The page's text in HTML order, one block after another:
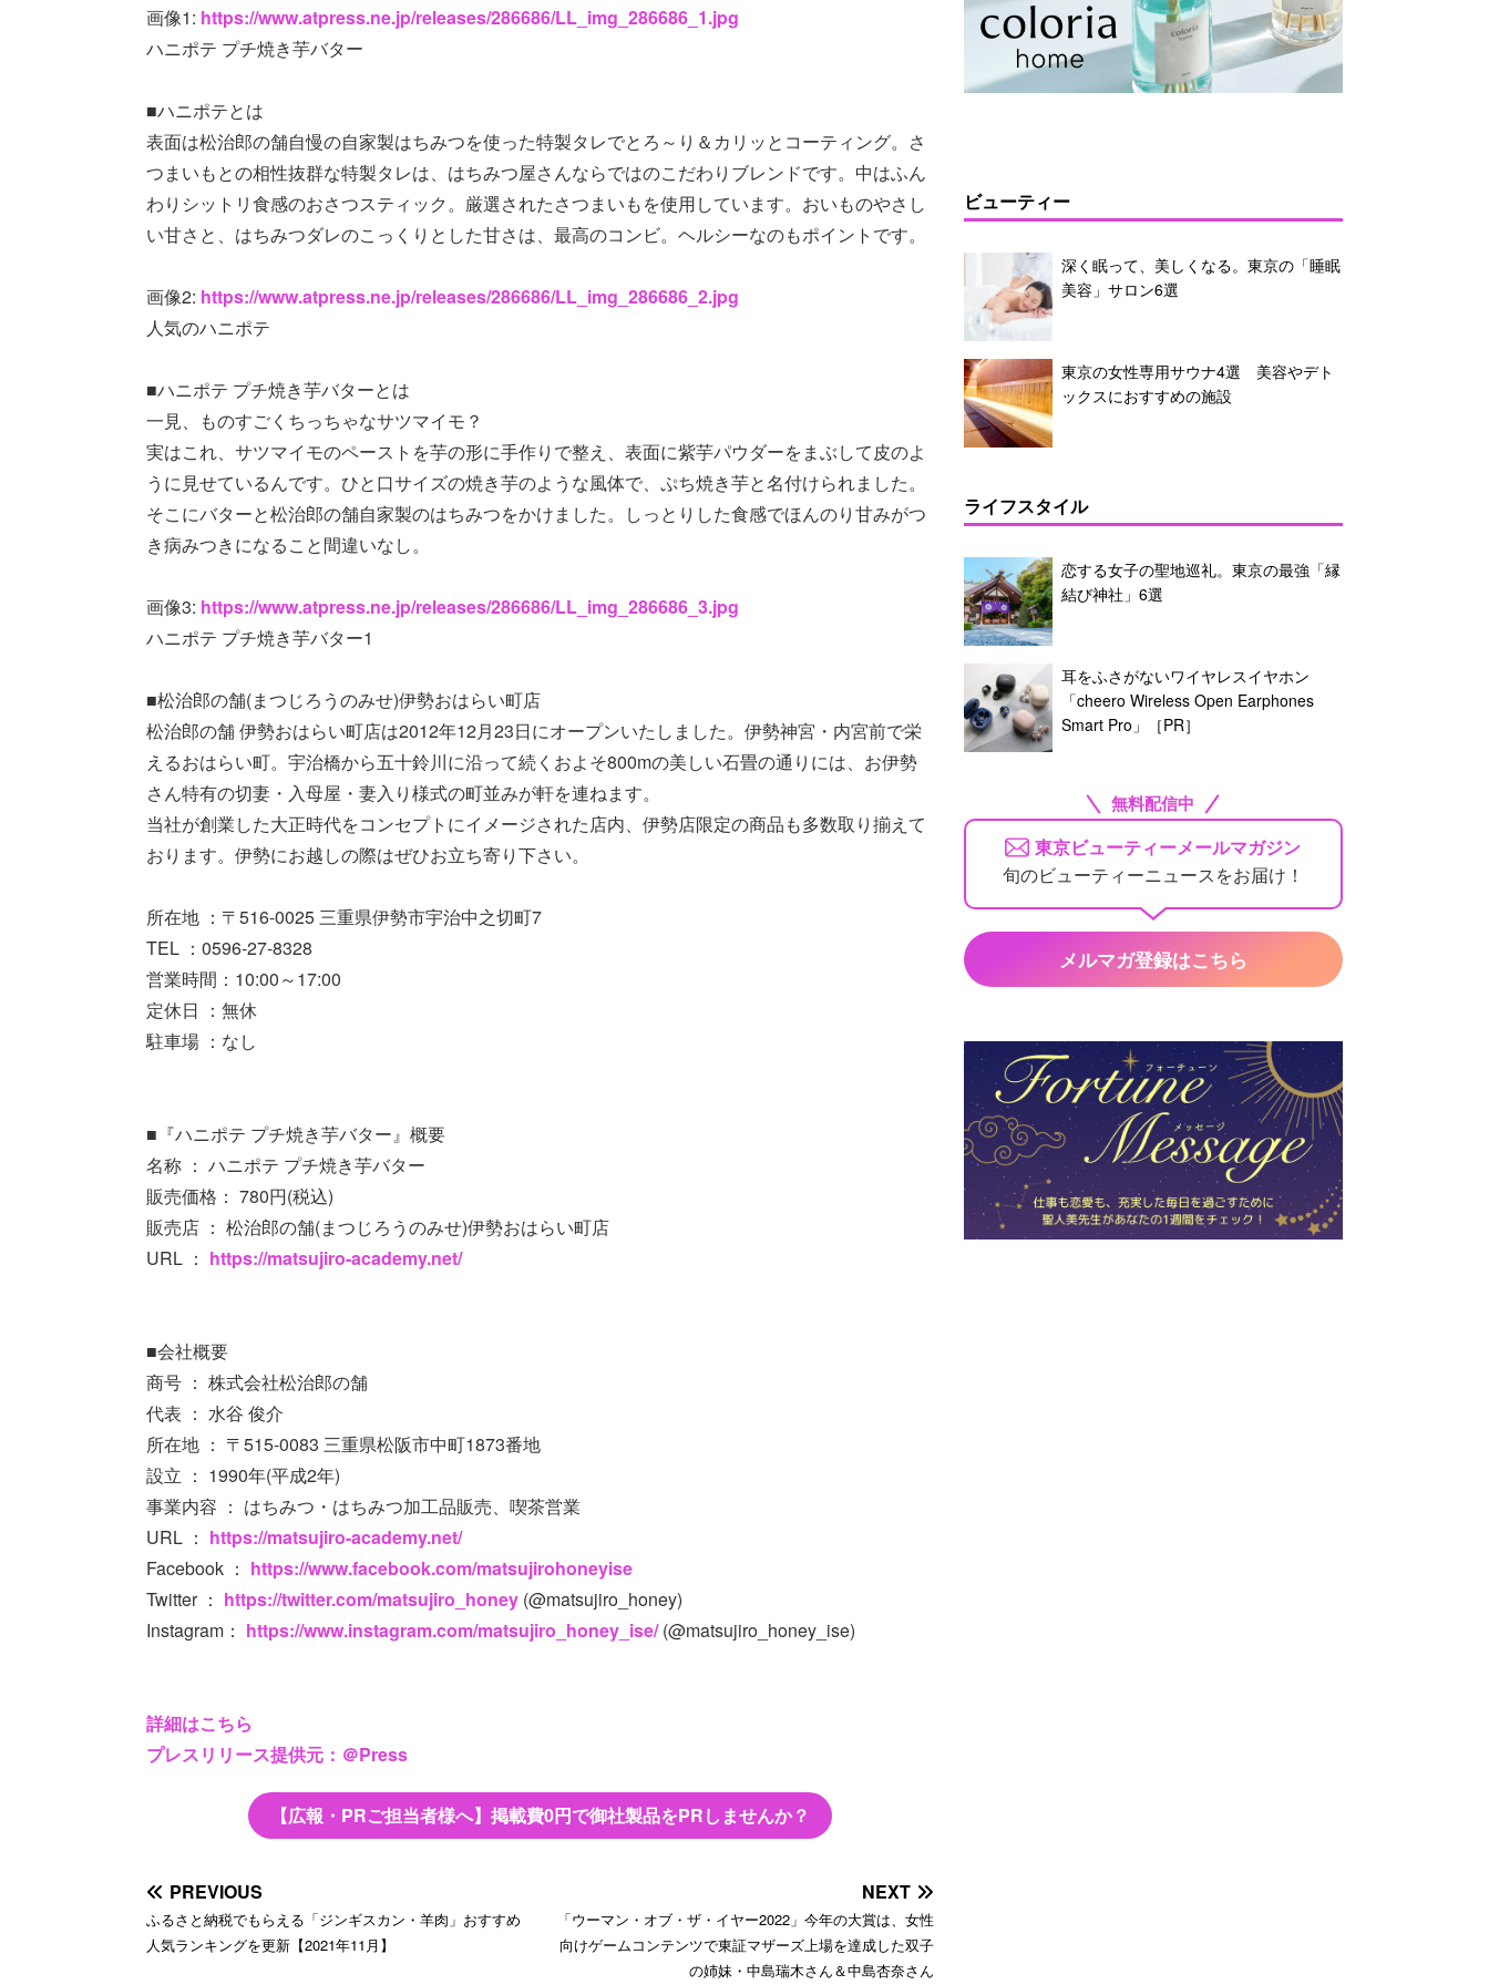
画像1: https://www.atpress.ne.jp/releases/286686/LL_img_286686_1.jpg
ハニポテ プチ焼き芋バター
■ハニポテとは
表面は松治郎の舗自慢の自家製はちみつを使った特製タレでとろ～り＆カリッとコーティング。さ
つまいもとの相性抜群な特製タレは、はちみつ屋さんならではのこだわりブレンドです。中はふん
わりシットリ食感のおさつスティック。厳選されたさつまいもを使用しています。おいものやさし
い甘さと、はちみつダレのこっくりとした甘さは、最高のコンビ。ヘルシーなのもポイントです。
画像2: https://www.atpress.ne.jp/releases/286686/LL_img_286686_2.jpg
人気のハニポテ
■ハニポテ プチ焼き芋バターとは
一見、ものすごくちっちゃなサツマイモ？
実はこれ、サツマイモのペーストを芋の形に手作りで整え、表面に紫芋パウダーをまぶして皮のよ
うに見せているんです。ひと口サイズの焼き芋のような風体で、ぷち焼き芋と名付けられました。
そこにバターと松治郎の舗自家製のはちみつをかけました。しっとりした食感でほんのり甘みがつ
き病みつきになること間違いなし。
画像3: https://www.atpress.ne.jp/releases/286686/LL_img_286686_3.jpg
ハニポテ プチ焼き芋バター1
■松治郎の舗(まつじろうのみせ)伊勢おはらい町店
松治郎の舗 伊勢おはらい町店は2012年12月23日にオープンいたしました。伊勢神宮・内宮前で栄
えるおはらい町。宇治橋から五十鈴川に沿って続くおよそ800mの美しい石畳の通りには、お伊勢
さん特有の切妻・入母屋・妻入り様式の町並みが軒を連ねます。
当社が創業した大正時代をコンセプトにイメージされた店内、伊勢店限定の商品も多数取り揃えて
おります。伊勢にお越しの際はぜひお立ち寄り下さい。
所在地 ：〒516-0025 三重県伊勢市宇治中之切町7
TEL ：0596-27-8328
営業時間：10:00～17:00
定休日 ：無休
駐車場 ：なし
■『ハニポテ プチ焼き芋バター』概要
名称 ： ハニポテ プチ焼き芋バター
販売価格： 780円(税込)
販売店 ： 松治郎の舗(まつじろうのみせ)伊勢おはらい町店
URL ： https://matsujiro-academy.net/
■会社概要
商号 ： 株式会社松治郎の舗
代表 ： 水谷 俊介
所在地 ： 〒515-0083 三重県松阪市中町1873番地
設立 ： 1990年(平成2年)
事業内容 ： はちみつ・はちみつ加工品販売、喫茶営業
URL ： https://matsujiro-academy.net/
Facebook ： https://www.facebook.com/matsujirohoneyise
Twitter ： https://twitter.com/matsujiro_honey (@matsujiro_honey)
Instagram： https://www.instagram.com/matsujiro_honey_ise/(@matsujiro_honey_ise)
詳細はこちら
プレスリリース提供元：＠Press
【広報・PRご担当者様へ】掲載費0円で御社製品をPRしませんか？
PREVIOUS
ふるさと納税でもらえる「ジンギスカン・羊肉」おすすめ
人気ランキングを更新【2021年11月】
NEXT
「ウーマン・オブ・ザ・イヤー2022」今年の大賞は、女性
向けゲームコンテンツで東証マザーズ上場を達成した双子
の姉妹・中島瑞木さん＆中島杏奈さん
ビューティー
深く眠って、美しくなる。東京の「睡眠
美容」サロン6選
東京の女性専用サウナ4選 美容やデト
ックスにおすすめの施設
ライフスタイル
恋する女子の聖地巡礼。東京の最強「縁
結び神社」6選
耳をふさがないワイヤレスイヤホン
「cheero Wireless Open Earphones
Smart Pro」［PR］
無料配信中
東京ビューティーメールマガジン
旬のビューティーニュースをお届け！
メルマガ登録はこちら